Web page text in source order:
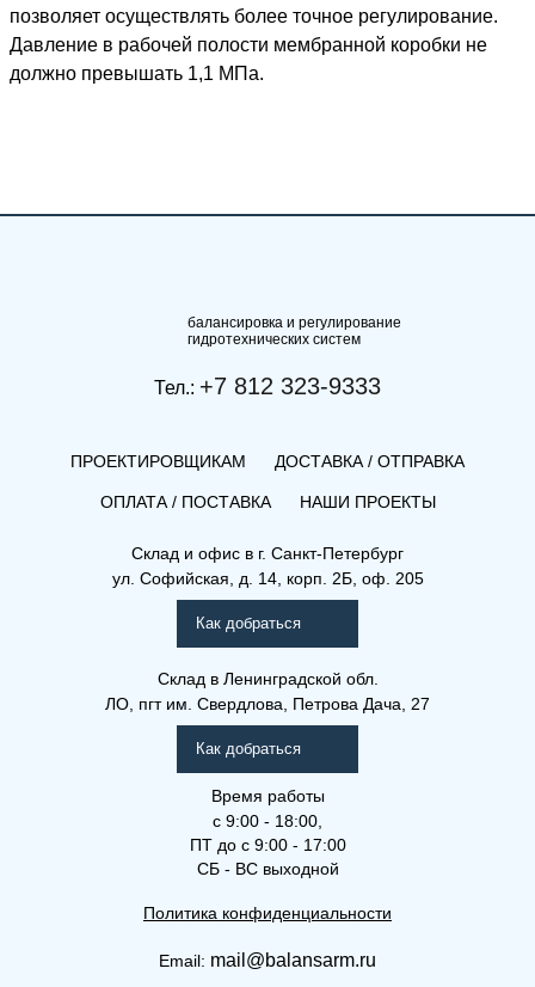
позволяет осуществлять более точное регулирование.
Давление в рабочей полости мембранной коробки не
должно превышать 1,1 МПа.
балансировка и регулирование
гидротехнических систем
Тел.: +7 812 323-9333
ПРОЕКТИРОВЩИКАМ ДОСТАВКА / ОТПРАВКА
ОПЛАТА / ПОСТАВКА НАШИ ПРОЕКТЫ
Склад и офис в г. Санкт-Петербург
ул. Софийская, д. 14, корп. 2Б, оф. 205
Как добраться
Склад в Ленинградской обл.
ЛО, пгт им. Свердлова, Петрова Дача, 27
Как добраться
Время работы
с 9:00 - 18:00,
ПТ до с 9:00 - 17:00
СБ - ВС выходной
Политика конфиденциальности
Email: mail@balansarm.ru